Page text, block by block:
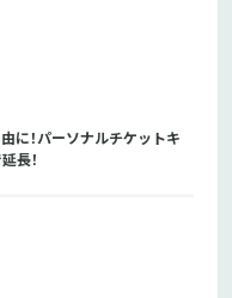
に！パーソナルチケットキ
長！